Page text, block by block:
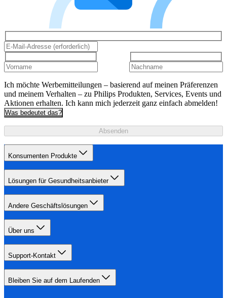
Ich möchte Werbemitteilungen – basierend auf meinen Präferenzen
und meinem Verhalten – zu Philips Produkten, Services, Events und
Aktionen erhalten. Ich kann mich jederzeit ganz einfach abmelden!
Was bedeutet das?
Absenden
Konsumenten Produkte
Lösungen für Gesundheitsanbieter
Andere Geschäftslösungen
Über uns
Support-Kontakt
Bleiben Sie auf dem Laufenden